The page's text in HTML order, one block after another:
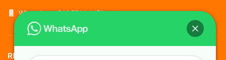
WhatsApp: +569 7564 4676
REDES SOCIALES